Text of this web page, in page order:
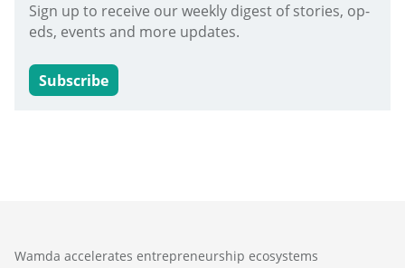
Sign up to receive our weekly digest of stories, op-
eds, events and more updates.
Subscribe
Wamda accelerates entrepreneurship ecosystems